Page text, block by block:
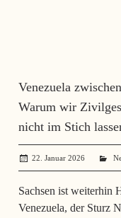
Venezuela
Warum wir
nicht im Stich
22. Januar 2026
Sachsen ist weiterhin
Venezuela, der Sturz